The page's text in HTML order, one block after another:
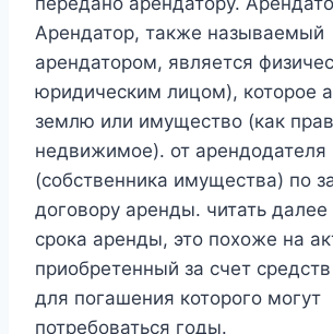
Арендатор, также называемый
арендатором, является
юридическим лицом), которое
землю или имущество (как
недвижимое). от арендодателя
(собственника имущества) по
договору аренды. читать далее
срока аренды, это похоже на
приобретенный за счет
для погашения которого могут
потребоваться годы.